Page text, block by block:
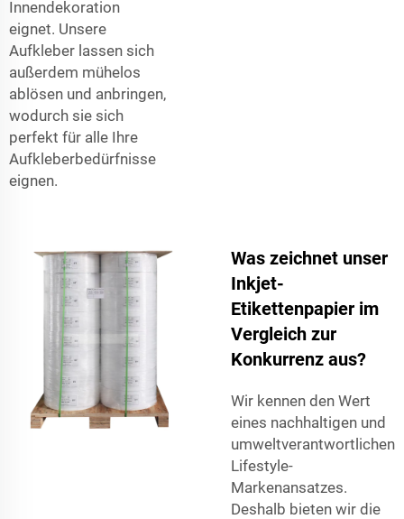
Innendekoration
eignet. Unsere
Aufkleber lassen sich
außerdem mühelos
ablösen und anbringen,
wodurch sie sich
perfekt für alle Ihre
Aufkleberbedürfnisse
eignen.
Was zeichnet unser
Inkjet-
Etikettenpapier im
Vergleich zur
Konkurrenz aus?
Wir kennen den Wert
eines nachhaltigen und
umweltverantwortlichen
Lifestyle-
Markenansatzes.
Deshalb bieten wir die